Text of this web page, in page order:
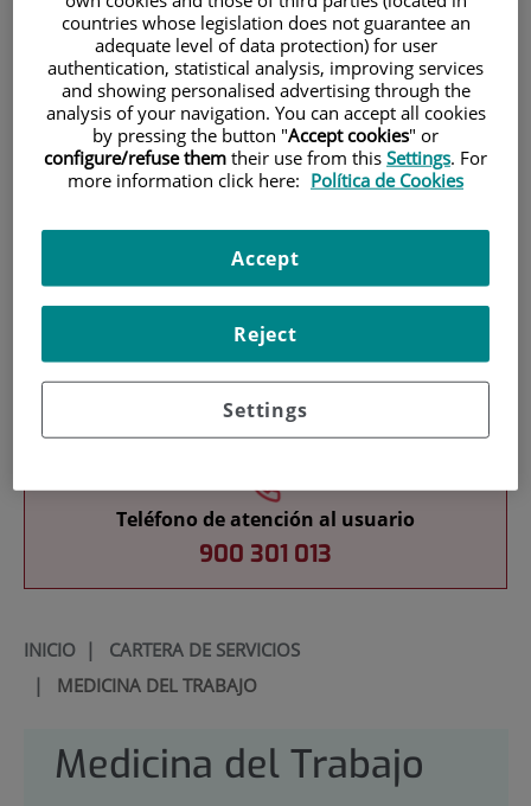
Investigación
Teléfono de atención al usuario
900 301 013
INICIO| CARTERA DE SERVICIOS
| MEDICINA DEL TRABAJO
Medicina del Trabajo
countries whose legislation does not guarantee an
adequate level of data protection) for user
authentication, statistical analysis, improving services
and showing personalised advertising through the
analysis of your navigation. You can accept all cookies
by pressing the button "Accept cookies" or
configure/refuse them their use from this Settings. For
more information click here: Política de Cookies
Settings
Reject
Accept